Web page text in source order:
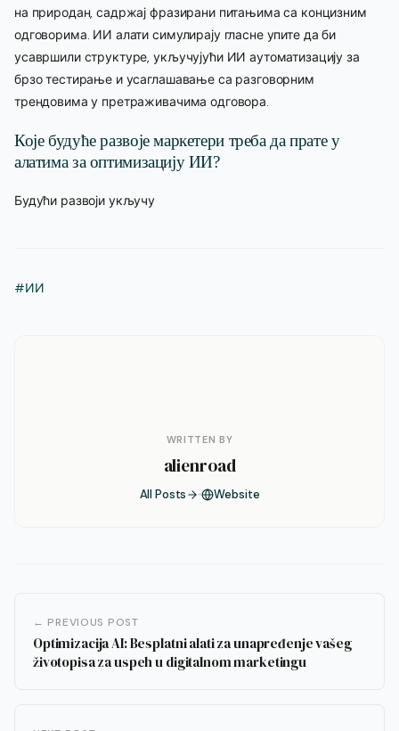
на природан, садржај фразирани питањима са концизним
одговорима. ИИ алати симулирају гласне упите да би
усавршили структуре, укључујући ИИ аутоматизацију за
брзо тестирање и усаглашавање са разговорним
трендовима у претраживачима одговора.
Које будуће развоје маркетери треба да прате у
алатима за оптимизацију ИИ?
Будући развоји укључу
#ИИ
WRITTEN BY
alienroad
All Posts Website
← PREVIOUS POST
Optimizacija AI: Besplatni alati za unapređenje vašeg
životopisa za uspeh u digitalnom marketingu